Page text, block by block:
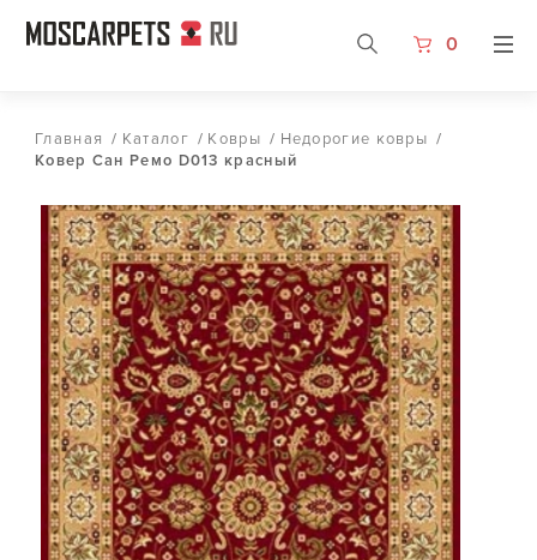
0
Главная / Каталог / Ковры / Недорогие ковры /
Ковер Сан Ремо D013 красный